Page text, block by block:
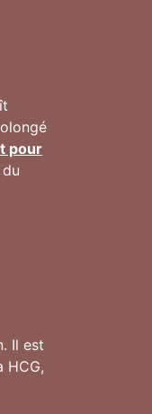
pour
Il est
HCG,